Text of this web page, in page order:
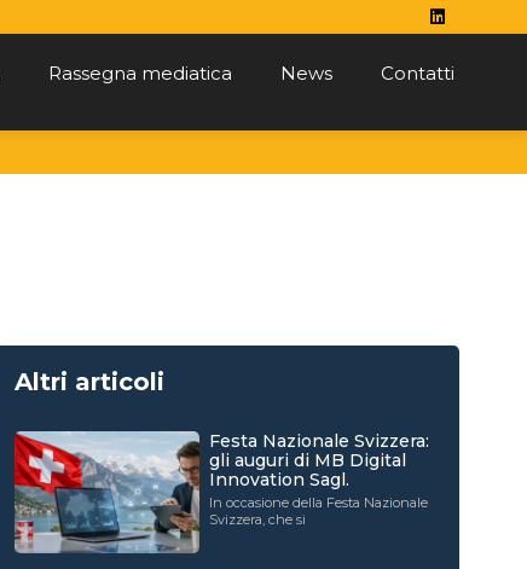
Rassegna mediatica News Contatti
Altri articoli
Festa Nazionale Svizzera:
gli auguri di MB Digital
Innovation Sagl.
In occasione della Festa Nazionale
Svizzera, che si